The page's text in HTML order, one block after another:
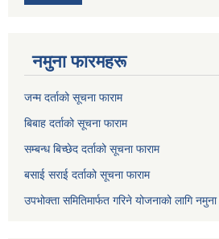
नमुना फारमहरू
जन्म दर्ताको सूचना फाराम
बिबाह दर्ताको सूचना फाराम
सम्बन्ध बिच्छेद दर्ताको सूचना फाराम
बसाई सराई दर्ताको सूचना फाराम
उपभोक्ता समितिमार्फत गरिने योजनाको लागि